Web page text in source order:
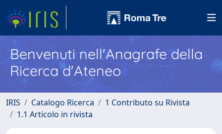
Benvenuti nell'Anagrafe della
Ricerca d'Ateneo
IRIS Catalogo Ricerca
1 Contributo su Rivista
1.1 Articolo in rivista